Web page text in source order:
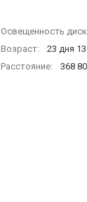
Освещенность
Возраст:
23 дня
Расстояние:
368